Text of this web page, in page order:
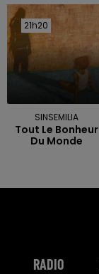
21h20
21h20
SINSEMILIA
Tout Le Bonheur
Du Monde
RADIO